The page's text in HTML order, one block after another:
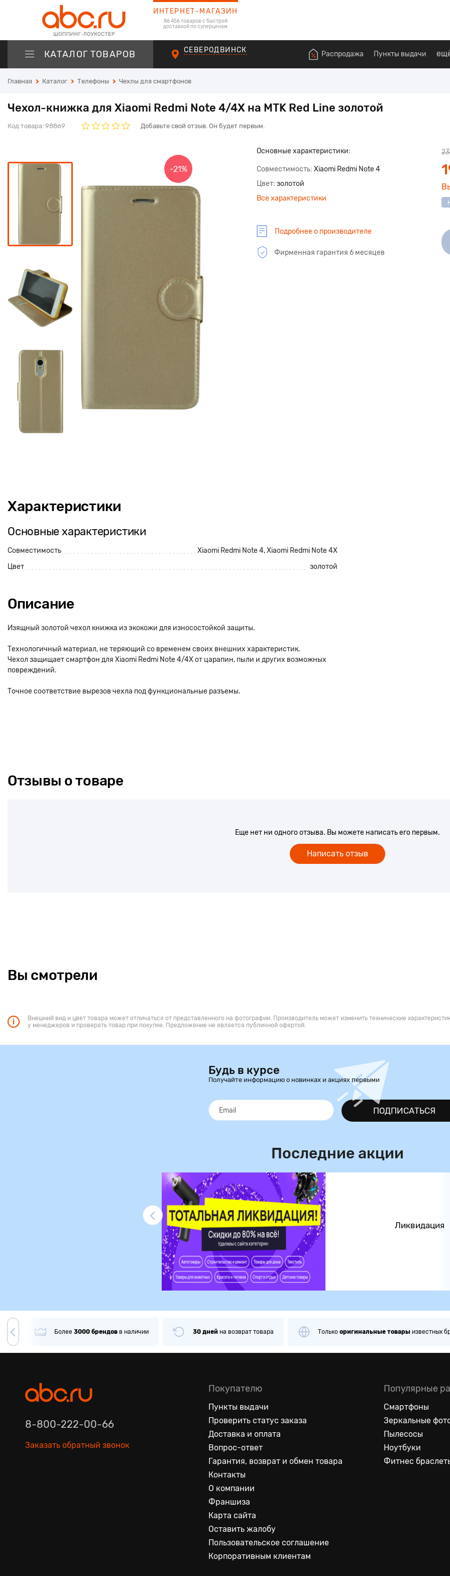
ИНТЕРНЕТ-МАГАЗИН
86 456 товаров с быстрой
доставкой по суперценам
КАТАЛОГ ТОВАРОВ СЕВЕРОДВИНСК Распродажа Пункты выдачи
Главная Каталог Телефоны Чехлы для смартфонов
Чехол-книжка для Xiaomi Redmi Note 4/4X на MTK Red Line золотой
Код товара: 98869 Добавьте свой отзыв. Он будет первым.
-21%
Основные характеристики:
Совместимость Xiaomi Redmi Note 4
Цвет золотой
Все характеристики
Подробнее о производителе
Фирменная гарантия 6 месяцев
Характеристики
Основные характеристики
Совместимость Xiaomi Redmi Note 4,Xiaomi Redmi Note 4X
Цвет
золотой
Описание
Изящный золотой чехол книжка из экокожи для износостойкой защиты.
Технологичный материал, не теряющий со временем своих внешних характеристик.
Чехол защищает смартфон для Xiaomi Redmi Note 4/4X от царапин, пыли и других возможных
повреждений.
Точное соответствие вырезов чехла под функциональные разъемы.
Отзывы о товаре
Еще нет ни одного отзыва. Вы можете написать его первым.
Написать отзыв
Вы смотрели
Внешний вид и цвет товара может отличаться от представленного на фотографии. Производитель может изменить технические
у менеджеров и проверять товар при покупке. Предложение не является публичной офертой.
Будь в курсе
Получайте информацию о новинках и акциях первыми
ПОДПИСАТЬСЯ
Последние акции
Ликвидация
Более 3000 брендов в наличии 30 дней на возврат товара Только оригинальные товары известных
8-800-222-00-66
Заказать обратный звонок
Покупателю
Пункты выдачи
Проверить статус заказа
Доставка и оплата
Вопрос-ответ
Гарантия, возврат и обмен товара
Контакты
О компании
Франшиза
Карта сайта
Оставить жалобу
Пользовательское соглашение
Корпоративным клиентам
Популярные
Смартфоны
Зеркальные
Пылесосы
Ноутбуки
Фитнес